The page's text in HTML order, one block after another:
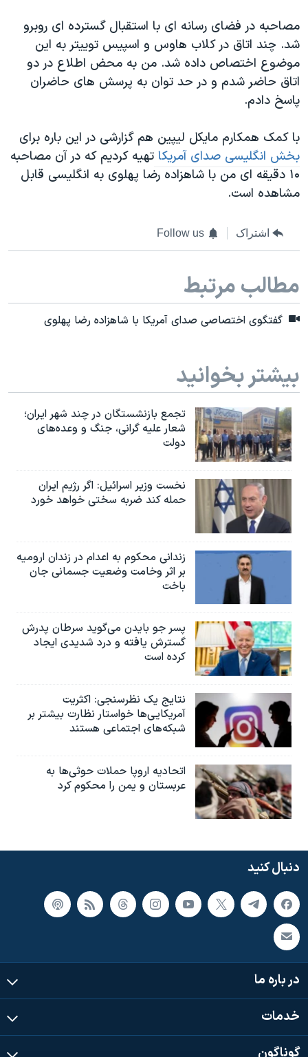
مصاحبه در فضای رسانه ای با استقبال گسترده ای روبرو
شد. چند اتاق در کلاب هاوس و اسپیس توییتر به این
موضوع اختصاص داده شد. من به محض اطلاع در دو
اتاق حاضر شدم و در حد توان به پرسش های حاضران
پاسخ دادم.
با کمک همکارم مایکل لیپین هم گزارشی در این باره برای
بخش انگلیسی صدای آمریکا تهیه کردیم که در آن مصاحبه
۱۰ دقیقه ای من با شاهزاده رضا پهلوی به انگلیسی قابل
مشاهده است.
اشتراک Follow us
مطالب مرتبط
گفتگوی اختصاصی صدای آمریکا با شاهزاده رضا پهلوی
بیشتر بخوانید
تجمع بازنشستگان در چند شهر ایران؛
شعار علیه گرانی، جنگ و وعده‌های
دولت
نخست وزیر اسرائيل: اگر رژیم ایران
حمله کند ضربه سختی خواهد خورد
زندانی محکوم به اعدام در زندان ارومیه
بر اثر وخامت وضعیت جسمانی جان
باخت
پسر جو بایدن می‌گوید سرطان پدرش
گسترش یافته و درد شدیدی ایجاد
کرده است
نتایج یک نظرسنجی: اکثریت
آمریکایی‌ها خواستار نظارت بیشتر بر
شبکه‌های اجتماعی هستند
اتحادیه اروپا حملات حوثی‌ها به
عربستان و یمن را محکوم کرد
دنبال کنید
در باره ما
خدمات
گوناگون